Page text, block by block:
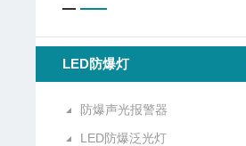
LED防爆灯
防爆声光报警器
LED防爆泛光灯